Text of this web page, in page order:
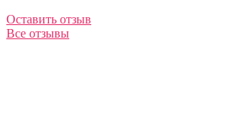
Оставить отзыв
Все отзывы